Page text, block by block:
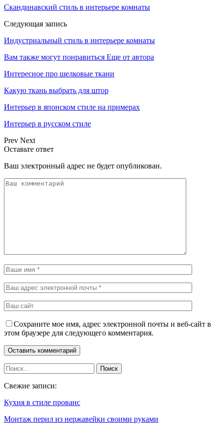
Скандинавский стиль в интерьере комнаты
Следующая запись
Индустриальный стиль в интерьере комнаты
Вам также могут понравиться Еще от автора
Интересное про шелковые ткани
Какую ткань выбрать для штор
Интерьер в японском стиле на примерах
Интерьер в русском стиле
Prev Next
Оставьте ответ
Ваш электронный адрес не будет опубликован.
Сохраните мое имя, адрес электронной почты и веб-сайт в
этом браузере для следующего комментария.
Свежие записи:
Кухня в стиле прованс
Монтаж перил из нержавейки своими руками